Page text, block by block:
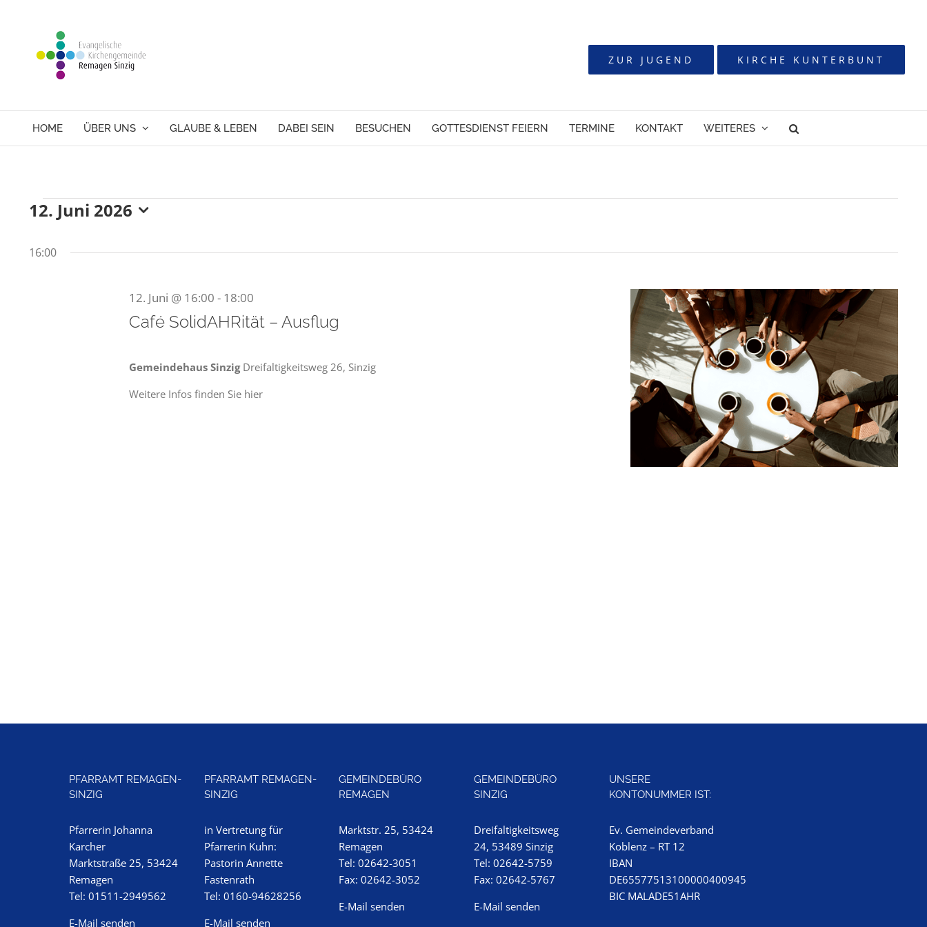
ZUR JUGEND KIRCHE KUNTERBUNT
HOME ÜBER UNS GLAUBE & LEBEN DABEI SEIN BESUCHEN GOTTESDIENST FEIERN TERMINE KONTAKT WEITERES
Veranstaltungen
12. Juni 2026
wählen.
16:00
Café SolidAHRität – Ausflug
12. Juni @ 16:00 - 18:00
Gemeindehaus Sinzig Dreifaltigkeitsweg 26, Sinzig
Weitere Infos finden Sie hier
PFARRAMT REMAGEN-
SINZIG
Pfarrerin Johanna
Karcher
Marktstraße 25, 53424
Remagen
Tel: 01511-2949562
E-Mail senden
PFARRAMT REMAGEN-
SINZIG
in Vertretung für
Pfarrerin Kuhn:
Pastorin Annette
Fastenrath
Tel: 0160-94628256
E-Mail senden
GEMEINDEBÜRO
REMAGEN
Marktstr. 25, 53424
Remagen
Tel: 02642-3051
Fax: 02642-3052
E-Mail senden
GEMEINDEBÜRO
SINZIG
Dreifaltigkeitsweg
24, 53489 Sinzig
Tel: 02642-5759
Fax: 02642-5767
E-Mail senden
UNSERE
KONTONUMMER IST:
Ev. Gemeindeverband
Koblenz – RT 12
IBAN
DE65577513100000400945
BIC MALADE51AHR